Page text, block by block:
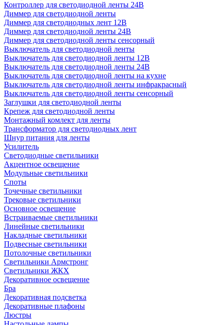
Контроллер для светодиодной ленты 24В
Диммер для светодиодной ленты
Диммер для светодиодных лент 12В
Диммер для светодиодной ленты 24В
Диммер для светодиодной ленты сенсорный
Выключатель для светодиодной ленты
Выключатель для светодиодной ленты 12В
Выключатель для светодиодной ленты 24В
Выключатель для светодиодной ленты на кухне
Выключатель для светодиодной ленты инфракрасный
Выключатель для светодиодной ленты сенсорный
Заглушки для светодиодной ленты
Крепеж для светодиодной ленты
Монтажный комлект для ленты
Трансформатор для светодиодных лент
Шнур питания для ленты
Усилитель
Светодиодные светильники
Акцентное освещение
Модульные светильники
Споты
Точечные светильники
Трековые светильники
Основное освещение
Встраиваемые светильники
Линейные светильники
Накладные светильники
Подвесные светильники
Потолочные светильники
Светильники Армстронг
Светильники ЖКХ
Декоративное освещение
Бра
Декоративная подсветка
Декоративные плафоны
Люстры